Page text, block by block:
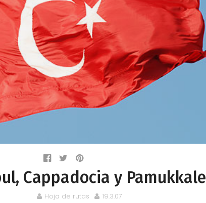
Cappadocia y Pamukkale
Hoja de rutas 19.3.07